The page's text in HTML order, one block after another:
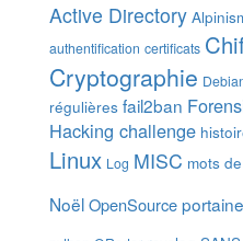
Active Directory
authentification certificats
Cryptographie
régulières fail2ban
Hacking challenge
Linux Log MISC mots
NoëlOpenSource